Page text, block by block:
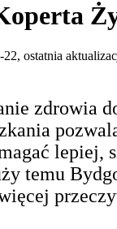
ostatnia
zdrowia
lepiej,
temu